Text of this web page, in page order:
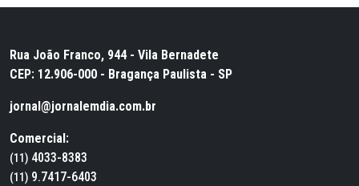
Rua João Franco, 944 - Vila Bernadete
CEP: 12.906-000 - Bragança Paulista - SP
jornal@jornalemdia.com.br
Comercial:
(11) 4033-8383
(11) 9.7417-6403